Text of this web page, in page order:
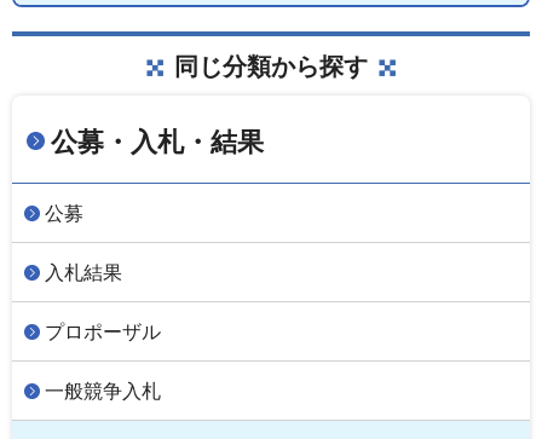
同じ分類から探す
公募・入札・結果
公募
入札結果
プロポーザル
一般競争入札